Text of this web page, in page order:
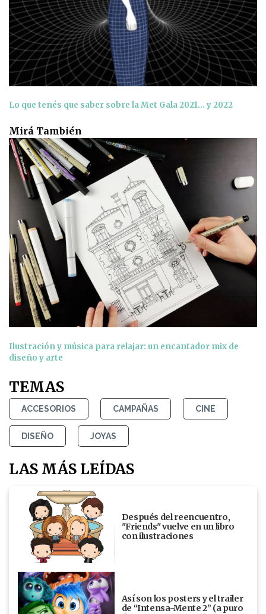
Lo que tenés que saber sobre la Met Gala 2021… y 2022
Mirá También
Ilustración y música para relajar: un encantador mix de
diseño y arte
TEMAS
ACCESORIOS CAMPAÑAS CINE
DISEÑO JOYAS
LAS MÁS LEÍDAS
Después del reencuentro,
"Friends" vuelve en un libro
con ilustraciones
Así son los posters y el trailer
de “Intensa-Mente 2” (a puro